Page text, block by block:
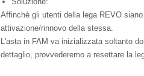
Affinchè gli utenti della lega REVO
attivazione/rinnovo della stessa.
L'asta in FAM va inizializzata soltanto
dettaglio, provvederemo a resettare la